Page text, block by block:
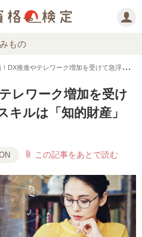
もの
進やテレワーク増加を受けて急浮上 おススメスキルは「知的財産」
レワーク増加を受け
ルは「知的財産」
attach_file この記事をあとで読む